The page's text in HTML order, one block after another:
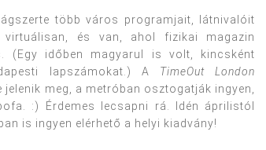
több város programjait, látnivalóit
virtuálisan, és van, ahol fizikai magazin
(Egy időben magyarul is volt, kincsként
lapszámokat.) A TimeOut London
jelenik meg, a metróban osztogatják ingyen,
:) Érdemes lecsapni rá. Idén áprilistól
is ingyen elérhető a helyi kiadvány!